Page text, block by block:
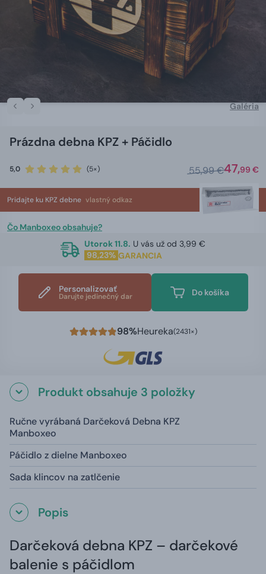
Galéria
Prázdna debna KPZ + Páčidlo
5,0 (5×) 55,99 €47,99 €
Pridajte ku KPZ debne vlastný odkaz
Čo Manboxeo obsahuje?
Utorok 11.8. U vás už od 3,99 €
98,23% GARANCIA
Personalizovať
Darujte jedinečný dar Do košíka
98%Heureka(2431×)
Produkt obsahuje 3 položky
Ručne vyrábaná Darčeková Debna KPZ
Manboxeo
Páčidlo z dielne Manboxeo
Sada klincov na zatlčenie
Popis
Darčeková debna KPZ – darčekové
balenie s páčidlom